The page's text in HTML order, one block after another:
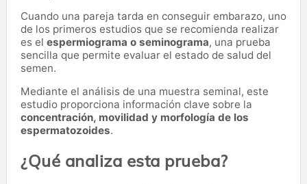
Cuando una pareja tarda en conseguir embarazo, uno
de los primeros estudios que se recomienda realizar
es el espermiograma o seminograma, una prueba
sencilla que permite evaluar el estado de salud del
semen.
Mediante el análisis de una muestra seminal, este
estudio proporciona información clave sobre la
concentración, movilidad y morfología de los
espermatozoides.
¿Qué analiza esta prueba?